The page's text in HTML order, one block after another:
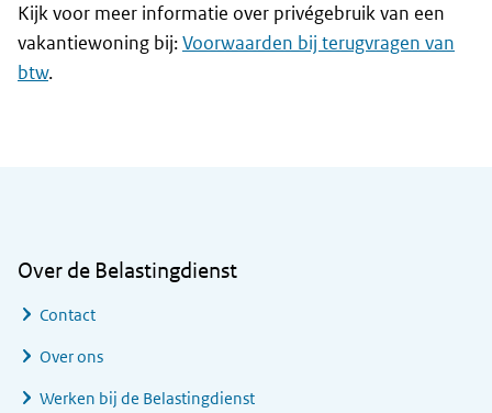
Kijk voor meer informatie over privégebruik van een
vakantiewoning bij:Voorwaarden bij terugvragen van
btw.
Over de Belastingdienst
Contact
Over ons
Werken bij de Belastingdienst